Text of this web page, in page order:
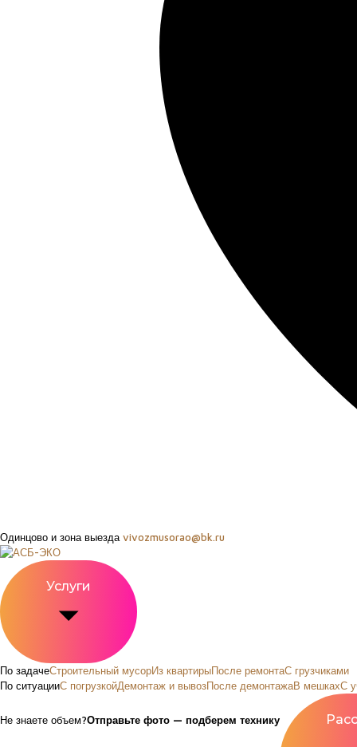
Одинцово и зона выезда vivozmusorao@bk.ru
По задачеСтроительный мусорИз квартирыПосле ремонтаС грузчиками
По ситуацииС погрузкойДемонтаж и вывозПосле демонтажаВ мешкахС
Не знаете объем?Отправьте фото — подберем технику